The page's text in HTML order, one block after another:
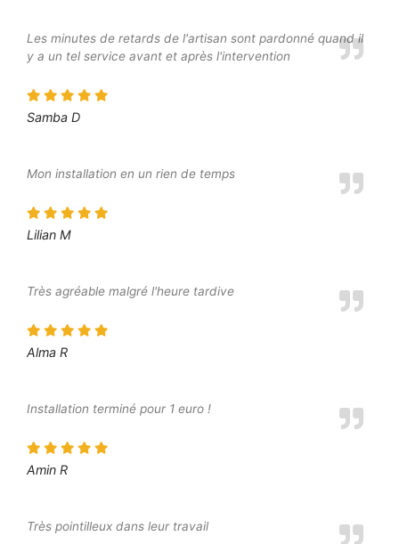
Les minutes de retards de l'artisan sont pardonné quand il
y a un tel service avant et après l'intervention
Samba D
Mon installation en un rien de temps
Lilian M
Très agréable malgré l'heure tardive
Alma R
Installation terminé pour 1 euro !
Amin R
Très pointilleux dans leur travail